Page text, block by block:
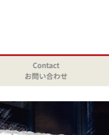
別で店舗を探す